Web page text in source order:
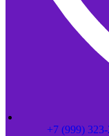
+7 (999)